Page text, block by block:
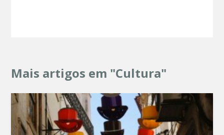
Mais artigos em "Cultura"